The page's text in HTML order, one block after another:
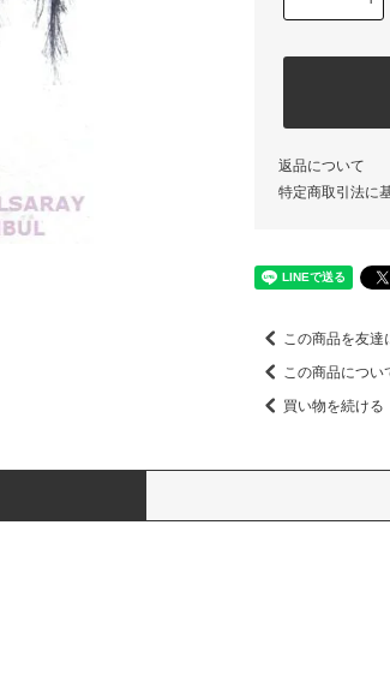
返品について
特定商取引法に
この商品を友達
この商品につい
買い物を続ける